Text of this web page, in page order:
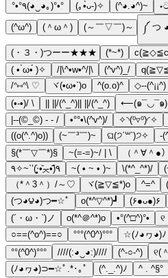
°•°٩(◕‿◕｡)°•° (｡•̀ᴗ-)✧ (^◕.◕^)~
(^ω^) (＾ω＾) (～￣▽￣)～ ༼ つ
(・３・)つーー★★★ (*~*)
( • ̀ω•́ )✧
/|\^•w•^/|\ (^v^)_/
/ᐢ⑅ᐢ\ ♡
ヾ(•ω•`)o ^(o.o)^ ◇--(^¡¡^)
(•-•)/ \
|| ||/(^_^)|| ||/(^_^) ⟵(๑¯◡¯๑)
|--(©_©) - - /
•°°•\(^v^)/ ✧◝(⁰▿⁰)◜✧
((o(^.^)o))
(~￣³￣)~ ଘ(੭ˊ꒳ˋ)੭✧ -
§(*￣▽￣*)§
~(=-=)~/ | \ （＾∀＾●
٩̋(•᷄◟̵◞̵•᷅‧̣̥̇)’`~✧٩
~( • ~ • )~ \(*^_^*)/
（*＾3＾）/～♡
ヾ(≧▽≦*)o ^=^
(つ◕౪◕)つ━☆ﾟ
o(*^▽^*)┛ (۶●ᴗ●)۶
(´・ω・`)ノ
o(*^＠^*)o •°(^□^)°• ୧
○==(^o^)==○
°°°(^0^)°°° ☆(ﾉ◕ヮ◕)ﾉ
°°(^0^)°°°
////(:◕‿◕:)//// (^-○-^) ୧(
(ﾉ◕ヮ◕)⊃━☆ﾟ.*･｡ﾟ
(^._.^)ﾉ ^ . ^§°